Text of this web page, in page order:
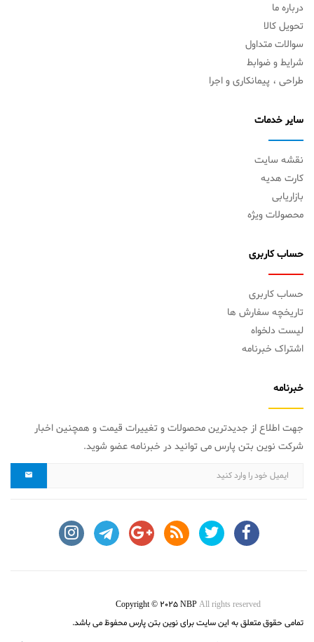
درباره ما
تحویل کالا
سوالات متداول
شرایط و ضوابط
طراحی ، پیمانکاری و اجرا
سایر خدمات
نقشه سایت
کارت هدیه
بازاریابی
محصولات ویژه
حساب کاربری
حساب کاربری
تاریخچه سفارش ها
لیست دلخواه
اشتراک خبرنامه
خبرنامه
جهت اطلاع از جدیدترین محصولات و تغییرات قیمت و همچنین اخبار
شرکت نوین بتن پارس می توانید در خبرنامه عضو شوید.
Copyright © 2025 NBPAll rights reserved
تمامی حقوق متعلق به این سایت برای نوین بتن پارس محفوظ می باشد.